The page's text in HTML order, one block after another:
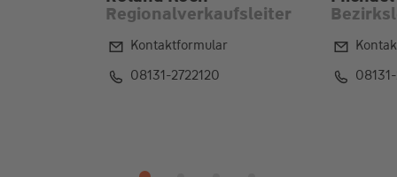
Regionalverkaufsleiter
Kontaktformular
08131-2722120